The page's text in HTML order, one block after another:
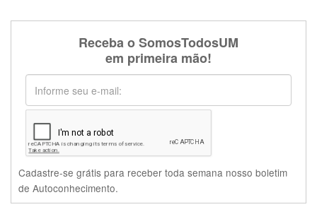
Receba o SomosTodosUM
em primeira mão!
Cadastre-se grátis para receber toda semana nosso boletim
de Autoconhecimento.